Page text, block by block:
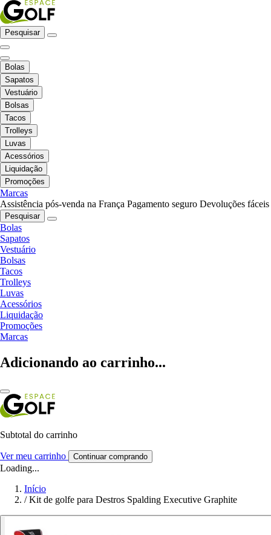
Pesquisar
Bolas
Sapatos
Vestuário
Bolsas
Tacos
Trolleys
Luvas
Acessórios
Liquidação
Promoções
Marcas
Assistência pós-venda na França Pagamento seguro Devoluções fáceis
Pesquisar
Bolas
Sapatos
Vestuário
Bolsas
Tacos
Trolleys
Luvas
Acessórios
Liquidação
Promoções
Marcas
Adicionando ao carrinho...
Subtotal do carrinho
Ver meu carrinho Continuar comprando
Loading...
Início
/ Kit de golfe para Destros Spalding Executive Graphite